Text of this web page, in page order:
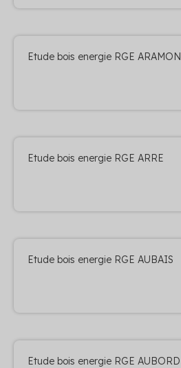
Etude bois energie RGE ARAMON
Etude bois energie RGE ARRE
Etude bois energie RGE AUBAIS
Etude bois energie RGE AUBORD